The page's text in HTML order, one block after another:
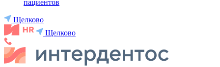
пациентов
Щелково
Щелково